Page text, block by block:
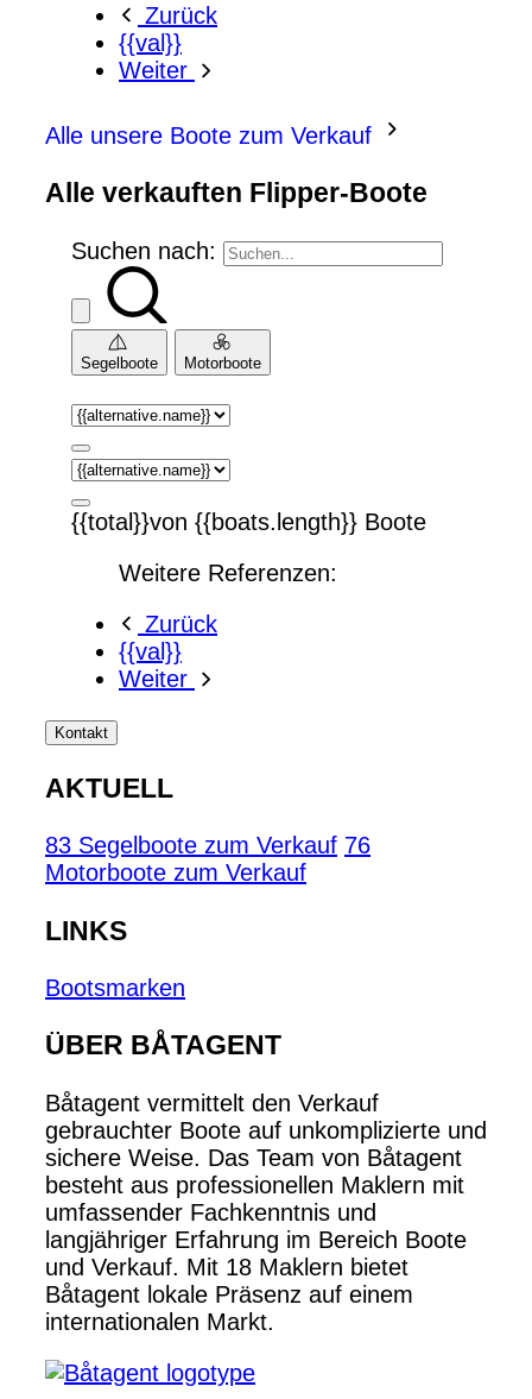
Zurück
{{val}}
Weiter
Alle unsere Boote zum Verkauf
Alle verkauften Flipper-Boote
Suchen nach:
Segelboote Motorboote
{{total}}von {{boats.length}} Boote
Weitere Referenzen:
Zurück
{{val}}
Weiter
Kontakt
AKTUELL
83 Segelboote zum Verkauf 76
Motorboote zum Verkauf
LINKS
Bootsmarken
ÜBER BÅTAGENT
Båtagent vermittelt den Verkauf
gebrauchter Boote auf unkomplizierte und
sichere Weise. Das Team von Båtagent
besteht aus professionellen Maklern mit
umfassender Fachkenntnis und
langjähriger Erfahrung im Bereich Boote
und Verkauf. Mit 18 Maklern bietet
Båtagent lokale Präsenz auf einem
internationalen Markt.